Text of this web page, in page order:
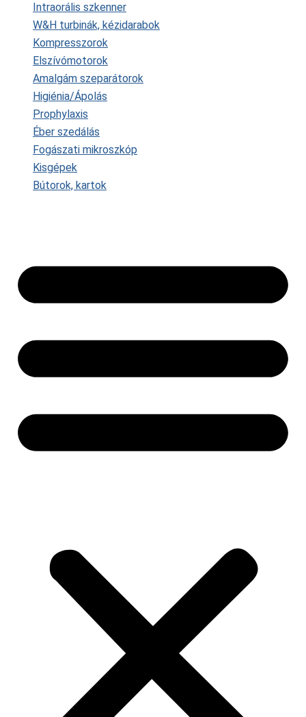
Intraorális szkenner
W&H turbinák, kézidarabok
Kompresszorok
Elszívómotorok
Amalgám szeparátorok
Higiénia/Ápolás
Prophylaxis
Éber szedálás
Fogászati mikroszkóp
Kisgépek
Bútorok, kartok